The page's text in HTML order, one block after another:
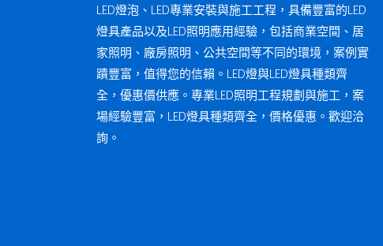
LED燈泡、LED專業安裝與施工工程，具備豐富的LED
燈具產品以及LED照明應用經驗，包括商業空間、居
家照明、廠房照明、公共空間等不同的環境，案例實
蹟豐富，值得您的信賴。LED燈與LED燈具種類齊
全，優惠價供應。專業LED照明工程規劃與施工，案
場經驗豐富，LED燈具種類齊全，價格優惠。歡迎洽
詢。